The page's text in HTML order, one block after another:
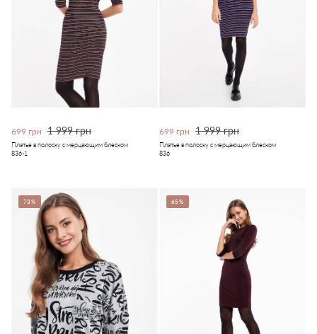
699 грн 1 999 грн
Платье в полоску с мерцающим блеском
836-1
699 грн 1 999 грн
Платье в полоску с мерцающим блеском
836
73% 65%